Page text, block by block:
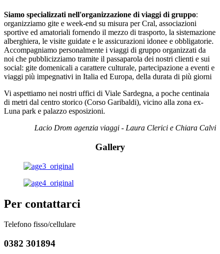
Siamo specializzati nell'organizzazione di viaggi di gruppo:
organizziamo gite e week-end su misura per Cral, associazioni
sportive ed amatoriali fornendo il mezzo di trasporto, la sistemazione
alberghiera, le visite guidate e le assicurazioni idonee e obbligatorie.
Accompagniamo personalmente i viaggi di gruppo organizzati da
noi che pubblicizziamo tramite il passaparola dei nostri clienti e sui
social: gite domenicali a carattere culturale, partecipazione a eventi e
viaggi più impegnativi in Italia ed Europa, della durata di più giorni
Vi aspettiamo nei nostri uffici di Viale Sardegna, a poche centinaia
di metri dal centro storico (Corso Garibaldi), vicino alla zona ex-
Luna park e palazzo esposizioni.
Lacio Drom agenzia viaggi - Laura Clerici e Chiara Calvi
Gallery
Per contattarci
Telefono fisso/cellulare
0382 301894